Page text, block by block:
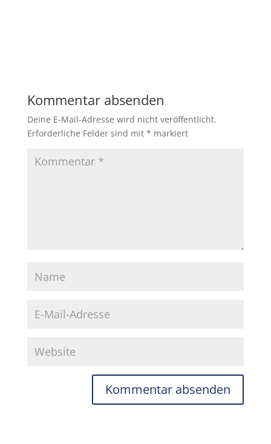
Kommentar absenden
Deine E-Mail-Adresse wird nicht veröffentlicht.
Erforderliche Felder sind mit * markiert